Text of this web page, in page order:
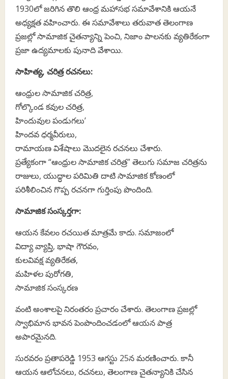
1930లో జరిగిన తొలి ఆంధ్ర మహాసభ సమావేశానికి ఆయనే
అధ్యక్షత వహించారు. ఈ సమావేశాలు తరువాత తెలంగాణ
ప్రజల్లో సామాజిక చైతన్యాన్ని పెంచి, నిజాం పాలనకు వ్యతిరేకంగా
ప్రజా ఉద్యమాలకు పునాది వేశాయి.
సాహిత్య, చరిత్ర రచనలు:
ఆంధ్రుల సామాజిక చరిత్ర,
గోల్కొండ కవుల చరిత్ర,
హిందువుల పండుగలు’
హిందవ ధర్మవీరులు,
రామాయణ విశేషాలు మొదలైన రచనలు చేశారు.
ప్రత్యేకంగా “ఆంధ్రుల సామాజిక చరిత్ర” తెలుగు సమాజ చరిత్రను
రాజులు, యుద్ధాల పరిమితి దాటి సామాజిక కోణంలో
పరిశీలించిన గొప్ప రచనగా గుర్తింపు పొందింది.
సామాజిక సంస్కర్తగా:
ఆయన కేవలం రచయిత మాత్రమే కాదు. సమాజంలో
విద్యా వ్యాప్తి, భాషా గౌరవం,
కులవివక్ష వ్యతిరేకత,
మహిళల పురోగతి,
సామాజిక సంస్కరణ
వంటి అంశాలపై నిరంతరం ప్రచారం చేశారు. తెలంగాణ ప్రజల్లో
స్వాభిమాన భావన పెంపొందించడంలో ఆయన పాత్ర
అపారమైనది.
సురవరం ప్రతాపరెడ్డి 1953 ఆగస్టు 25న మరణించారు. కానీ
ఆయన ఆలోచనలు, రచనలు, తెలంగాణ చైతన్యానికి చేసిన